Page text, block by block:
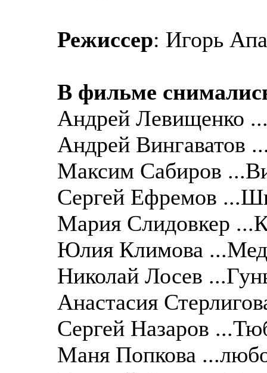
Режиссер: Игорь
В фильме
Андрей Левищенко
Андрей Вингаватов
Максим Сабиров
Сергей Ефремов
Мария Слидовкер
Юлия Климова
Николай Лосев
Анастасия
Сергей Назаров
Маня Попкова